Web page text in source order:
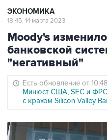
ЭКОНОМИКА
18:45, 14 марта 2023
Moody's
банковской
"негативный"
Есть обновление от 10:48
Минюст США, SEC и ФРС
с крахом Silicon Valley